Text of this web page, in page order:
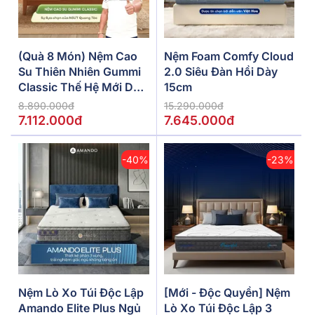
(Quà 8 Món) Nệm Cao
Su Thiên Nhiên Gummi
Classic Thế Hệ Mới Dày
5/10/15cm
8.890.000đ
7.112.000đ
Nệm Foam Comfy Cloud
2.0 Siêu Đàn Hồi Dày
15cm
15.290.000đ
7.645.000đ
-40%
Nệm Lò Xo Túi Độc Lập
Amando Elite Plus Ngủ
-23%
[Mới - Độc Quyền] Nệm
Lò Xo Túi Độc Lập 3